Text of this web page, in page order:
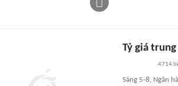
Tỷ giá
4714
Sáng 5-8, Ngân